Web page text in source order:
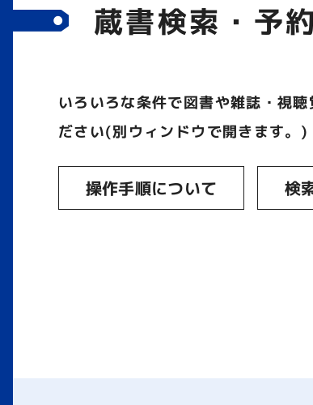
蔵書検索・予約
いろいろな条件で図書や雑誌・視
ださい(別ウィンドウで開きます。)
操作手順について 検